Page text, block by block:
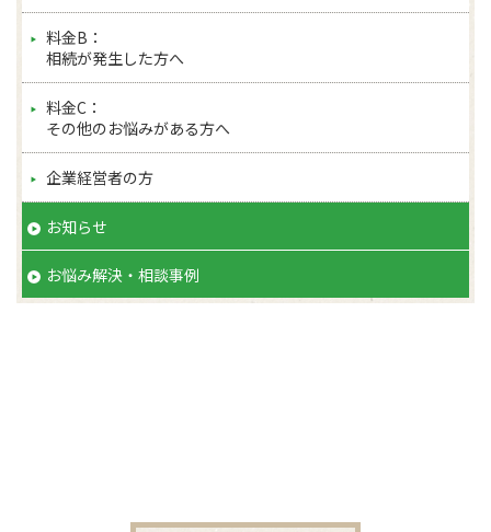
料金B：
相続が発生した方へ
料金C：
その他のお悩みがある方へ
企業経営者の方
お知らせ
お悩み解決・相談事例